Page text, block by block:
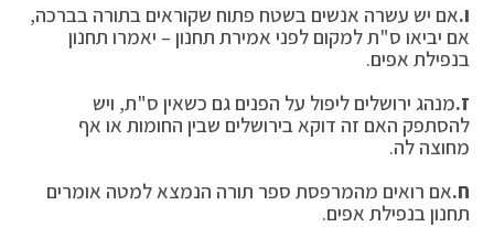
ו.אם יש עשרה אנשים בשטח פתוח שקוראים בתורה בברכה,
אם יביאו ס"ת למקום לפני אמירת תחנון – יאמרו תחנון
בנפילת אפים.
ז.מנהג ירושלים ליפול על הפנים גם כשאין ס"ת, ויש
להסתפק האם זה דוקא בירושלים שבין החומות או אף
מחוצה לה.
ח.אם רואים מהמרפסת ספר תורה הנמצא למטה אומרים
תחנון בנפילת אפים.